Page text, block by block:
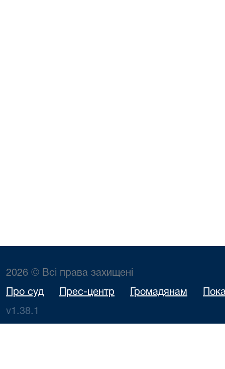
2026 © Всі права захищені
Про суд Прес-центр Громадянам
v1.38.1